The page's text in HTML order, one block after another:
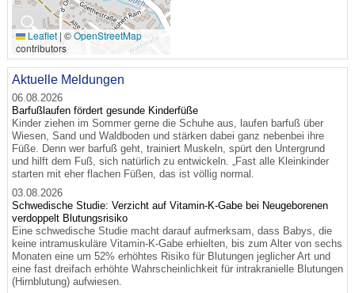
🔍
Leaflet | ©OpenStreetMap
contributors
Aktuelle Meldungen
06.08.2026
Barfußlaufen fördert gesunde Kinderfüße
Kinder ziehen im Sommer gerne die Schuhe aus, laufen barfuß über
Wiesen, Sand und Waldboden und stärken dabei ganz nebenbei ihre
Füße. Denn wer barfuß geht, trainiert Muskeln, spürt den Untergrund
und hilft dem Fuß, sich natürlich zu entwickeln. „Fast alle Kleinkinder
starten mit eher flachen Füßen, das ist völlig normal.
03.08.2026
Schwedische Studie: Verzicht auf Vitamin-K-Gabe bei Neugeborenen
verdoppelt Blutungsrisiko
Eine schwedische Studie macht darauf aufmerksam, dass Babys, die
keine intramuskuläre Vitamin-K-Gabe erhielten, bis zum Alter von sechs
Monaten eine um 52% erhöhtes Risiko für Blutungen jeglicher Art und
eine fast dreifach erhöhte Wahrscheinlichkeit für intrakranielle Blutungen
(Hirnblutung) aufwiesen.